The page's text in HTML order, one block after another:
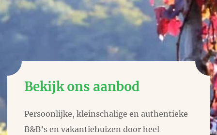
Bekijk ons aanbod
Persoonlijke, kleinschalige en authentieke
B&B’s en vakantiehuizen door heel